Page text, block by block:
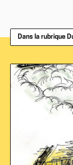
Dans la rubrique